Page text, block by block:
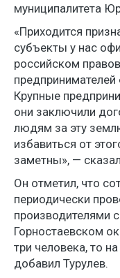
муниципалитета
«Приходится
субъекты у нас
российском
предпринимателей
Крупные
они заключили
людям за эту
избавиться от
заметны», —
Он отметил, что
периодически
производителями
Горностаевском
три человека, то
добавил Турулев.